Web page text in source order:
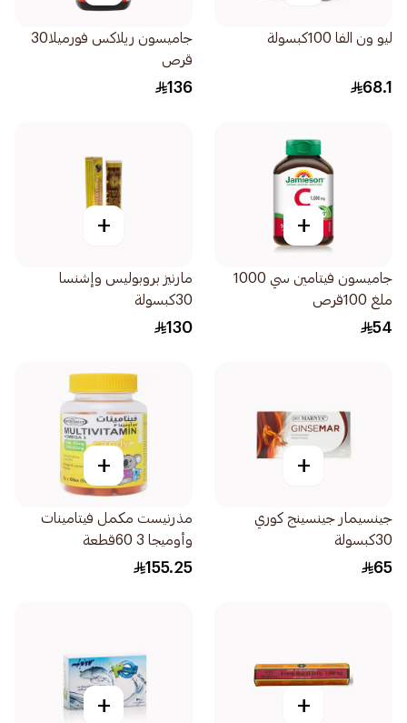
ليو ون الفا 100كبسولة
68.1
جاميسون ريلاكس فورميلا30
قرص
136
+
جاميسون فيتامين سي 1000
ملغ 100قرص
54
+
مارنيز بروبوليس وإشنسا
30كبسولة
130
+
جينسيمار جينسينج كوري
30كبسولة
65
+
مذرنيست مكمل فيتامينات
وأوميجا 3 60قطعة
155.25
+
+